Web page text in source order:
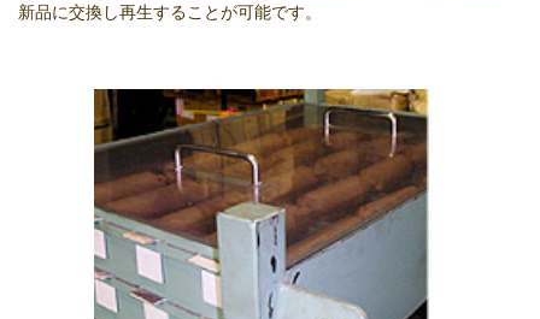
新品に交換し再生することが可能です。